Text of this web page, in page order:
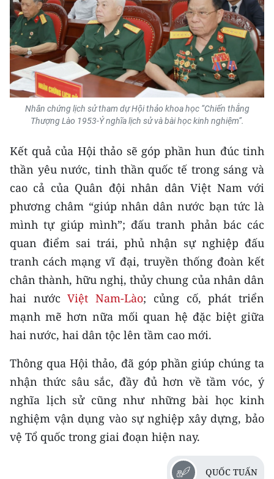
Nhân chứng lịch sử tham dự Hội thảo khoa học “Chiến thắng
Thượng Lào 1953-Ý nghĩa lịch sử và bài học kinh nghiệm”.
Kết quả của Hội thảo sẽ góp phần hun đúc tinh
thần yêu nước, tinh thần quốc tế trong sáng và
cao cả của Quân đội nhân dân Việt Nam với
phương châm “giúp nhân dân nước bạn tức là
mình tự giúp mình”; đấu tranh phản bác các
quan điểm sai trái, phủ nhận sự nghiệp đấu
tranh cách mạng vĩ đại, truyền thống đoàn kết
chân thành, hữu nghị, thủy chung của nhân dân
hai nướcViệt Nam-Lào; củng cố, phát triển
mạnh mẽ hơn nữa mối quan hệ đặc biệt giữa
hai nước, hai dân tộc lên tầm cao mới.
Thông qua Hội thảo, đã góp phần giúp chúng ta
nhận thức sâu sắc, đầy đủ hơn về tầm vóc, ý
nghĩa lịch sử cũng như những bài học kinh
nghiệm vận dụng vào sự nghiệp xây dựng, bảo
vệ Tổ quốc trong giai đoạn hiện nay.
QUỐC TUẤN